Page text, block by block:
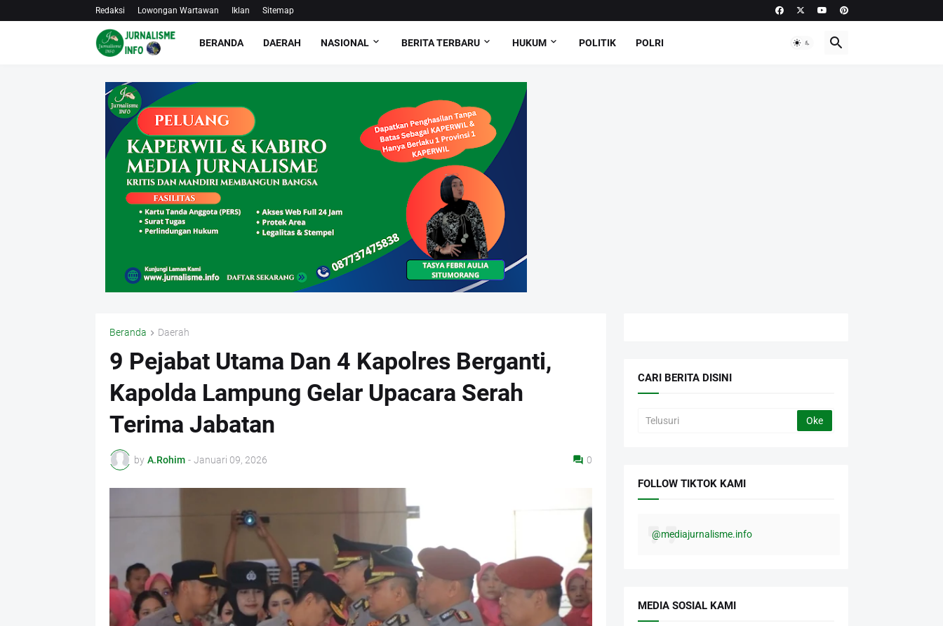
Redaksi Lowongan Wartawan Iklan Sitemap
BERANDA DAERAH NASIONAL BERITA TERBARU HUKUM POLITIK POLRI
Beranda Daerah
9 Pejabat Utama Dan 4 Kapolres Berganti,
Kapolda Lampung Gelar Upacara Serah
Terima Jabatan
by A.Rohim - Januari 09, 2026 0
CARI BERITA DISINI
FOLLOW TIKTOK KAMI
@mediajurnalisme.info
MEDIA SOSIAL KAMI